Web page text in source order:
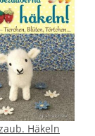
Häkeln